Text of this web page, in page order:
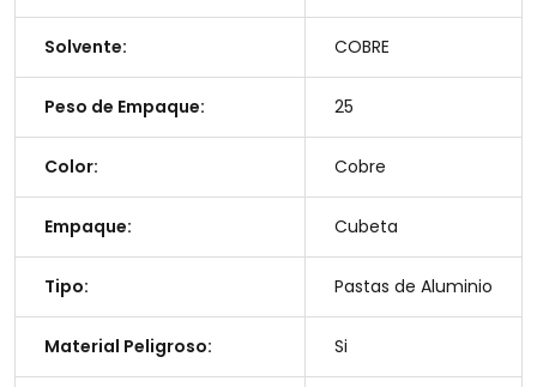
Solvente: COBRE
Peso de Empaque: 25
Color: Cobre
Empaque: Cubeta
Tipo: Pastas de Aluminio
Material Peligroso: Si